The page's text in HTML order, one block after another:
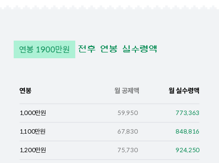
연봉 1900만원 전후 연봉 실수령액
연봉 월 공제액 월 실수령액
1,000만원 59,950 773,363
1,100만원 67,830 848,816
1,200만원 75,730 924,250